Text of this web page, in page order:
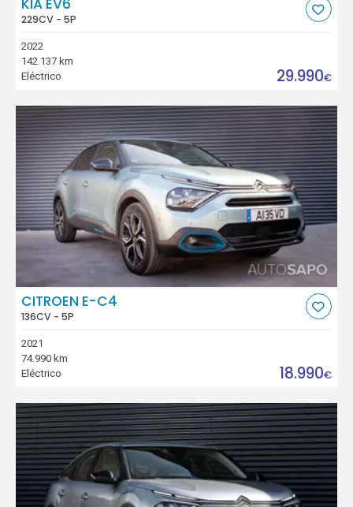
229CV - 5P
2022
142.137 km
Eléctrico
29.990€
CITROEN E-C4
136CV - 5P
2021
74.990 km
Eléctrico
18.990€